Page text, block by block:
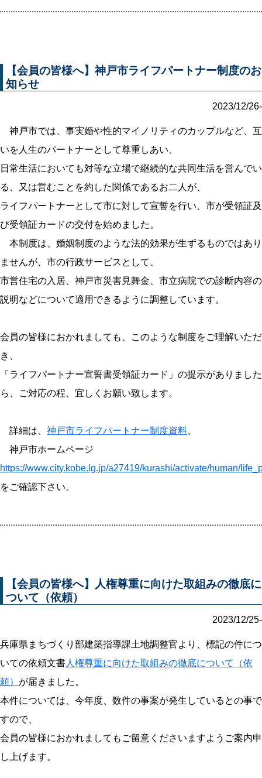
【会員の皆様へ】神戸市ライフパートナー制度のお
知らせ
2023/12/26-
神戸市では、事実婚や性的マイノリティのカップルなど、互
いを人生のパートナーとして尊重しあい、
日常生活においても対等な立場で継続的な共同生活を営んでい
る、又は営むことを約した関係であるお二人が、
ライフパートナーとして市に対して宣誓を行い、市が受領証及
び受領証カードの交付を始めました。
本制度は、婚姻制度のような法的効果が生ずるものではあり
ませんが、市の行政サービスとして、
市営住宅の入居、神戸市災害見舞金、市立病院での診断内容の
説明などについて適用できるように調整しています。
会員の皆様におかれましても、このような制度をご理解いただ
き、
「ライフパートナー宣誓書受領証カード」の提示がありました
ら、ご対応の程、宜しくお願い致します。
詳細は、 神戸市ライフパートナー制度資料
神戸市ホームページ
https://www.city.kobe.lg.jp/a27419/kurashi/activate/human/
をご確認下さい。
【会員の皆様へ】人権尊重に向けた取組みの徹底に
ついて（依頼）
2023/12/25-
兵庫県まちづくり部建築指導課土地調整官より、標記の件につ
いての依頼文書人権尊重に向けた取組みの徹底について（依
頼） が届きました。
本件については、今年度、数件の事案が発生しているとの事で
すので、
会員の皆様におかれましてもご留意くださいますようご案内申
し上げます。